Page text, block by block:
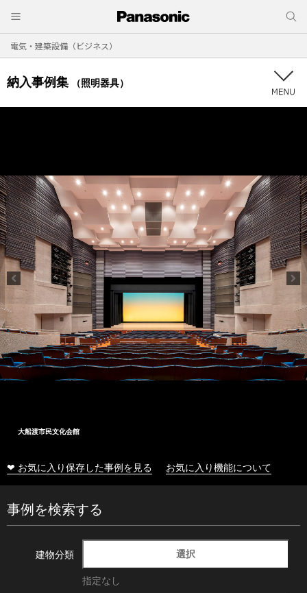
電気・建築設備（ビジネス）
納入事例集 （照明器具）
大船渡市民文化会館
❤ お気に入り保存した事例を見る お気に入り機能について
事例を検索する
建物分類 選択
指定なし